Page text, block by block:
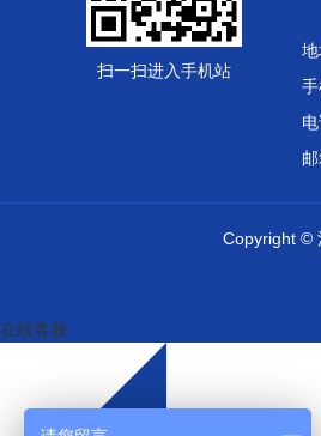
扫一扫进入手机站
Copyright ©
在线客服